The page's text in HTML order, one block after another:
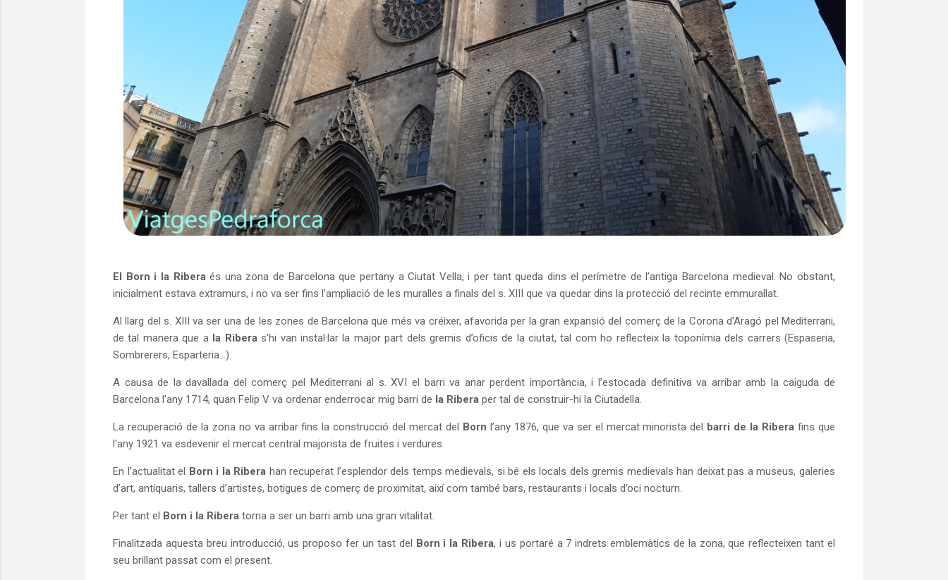
El Born i la Ribera és una zona de Barcelona que pertany a Ciutat Vella, i per tant queda dins el perímetre de l’antiga Barcelona medieval. No obstant,
inicialment estava extramurs, i no va ser fins l’ampliació de les muralles a finals del s. XIII que va quedar dins la protecció del recinte emmurallat.
Al llarg del s. XIII va ser una de les zones de Barcelona que més va créixer, afavorida per la gran expansió del comerç de la Corona d'Aragó pel Mediterrani,
de tal manera que a la Ribera s’hi van instal·lar la major part dels gremis d’oficis de la ciutat, tal com ho reflecteix la toponímia dels carrers (Espaseria,
Sombrerers, Esparteria...).
A causa de la davallada del comerç pel Mediterrani al s. XVI el barri va anar perdent importància, i l’estocada definitiva va arribar amb la caiguda de
Barcelona l’any 1714, quan Felip V va ordenar enderrocar mig barri de la Ribera per tal de construir-hi la Ciutadella.
La recuperació de la zona no va arribar fins la construcció del mercat del Born l’any 1876, que va ser el mercat minorista del barri de la Riberafins que
l'any 1921 va esdevenir el mercat central majorista de fruites i verdures.
En l’actualitat el Born i la Ribera han recuperat l’esplendor dels temps medievals, si bé els locals dels gremis medievals han deixat pas a museus, galeries
d’art, antiquaris, tallers d’artistes, botigues de comerç de proximitat, així com també bars, restaurants i locals d’oci nocturn.
Per tant el Born i la Ribera torna a ser un barri amb una gran vitalitat.
Finalitzada aquesta breu introducció, us proposo fer un tast del Born i la Ribera, i us portaré a 7 indrets emblemàtics de la zona, que reflecteixen tant el
seu brillant passat com el present.